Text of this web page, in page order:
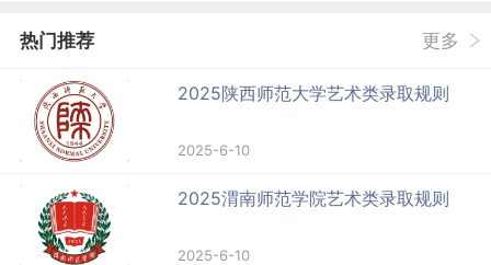
热门推荐 更多
2025陕西师范大学艺术类录取规则
2025-6-10
2025渭南师范学院艺术类录取规则
2025-6-10